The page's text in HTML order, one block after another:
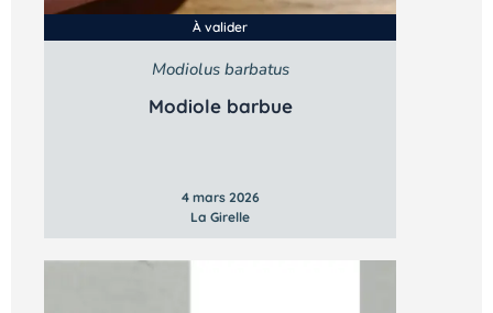
À valider
Modiolus barbatus
Modiole barbue
4 mars 2026
La Girelle